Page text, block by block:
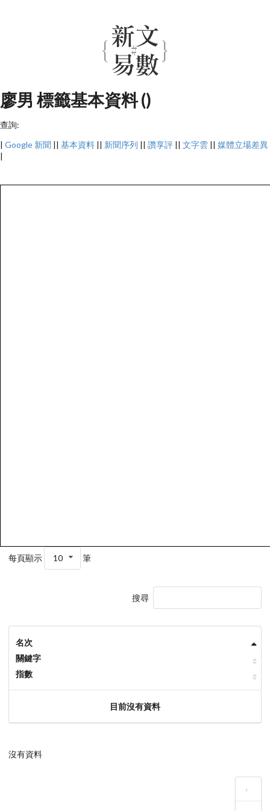
廖男 標籤基本資料 ()
查詢:
| Google 新聞 || 基本資料 || 新聞序列 || 讚享評 || 文字雲 || 媒體立場差異
|
每頁顯示 10 筆
搜尋
名次
關鍵字
指數
目前沒有資料
沒有資料
‹